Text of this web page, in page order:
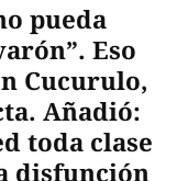
pueda
Eso
Cucurulo,
Añadió:
toda clase
disfunción